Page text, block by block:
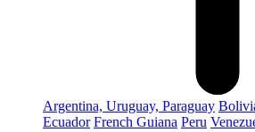
Argentina, Uruguay, Paraguay
Ecuador French Guiana Peru